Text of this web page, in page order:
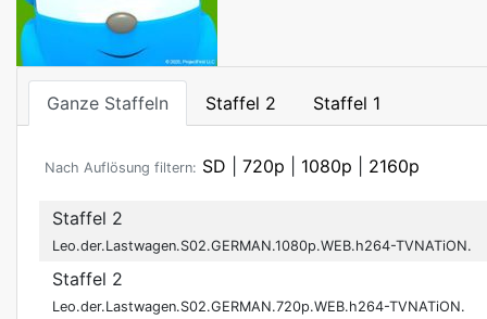
Ganze Staffeln Staffel 2 Staffel 1
Nach Auflösung filtern: SD 720p 1080p 2160p
Staffel 2
Leo.der.Lastwagen.S02.GERMAN.1080p.WEB.h264-TVNATiON.
Staffel 2
Leo.der.Lastwagen.S02.GERMAN.720p.WEB.h264-TVNATiON.